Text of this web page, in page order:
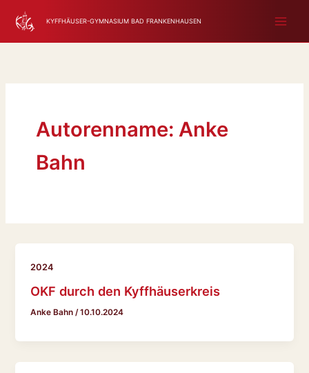
Inhalt
springen
KYFFHÄUSER-GYMNASIUM BAD FRANKENHAUSEN
Autorenname: Anke
Bahn
2024
OKF durch den Kyffhäuserkreis
Anke Bahn /10.10.2024